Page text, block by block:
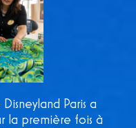
Paris a
la première fois à